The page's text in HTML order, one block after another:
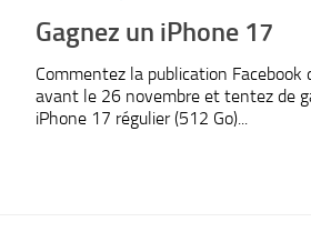
Gagnez un iPhone 17
Commentez la publication Facebook
avant le 26 novembre et tentez de
iPhone 17 régulier (512 Go)...